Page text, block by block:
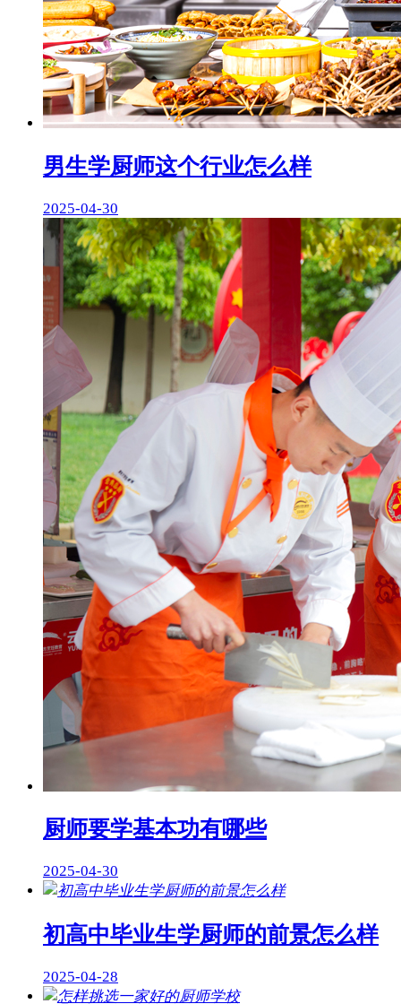
男生学厨师这个行业怎么样
2025-04-30
厨师要学基本功有哪些
2025-04-30
初高中毕业生学厨师的前景怎么样
2025-04-28